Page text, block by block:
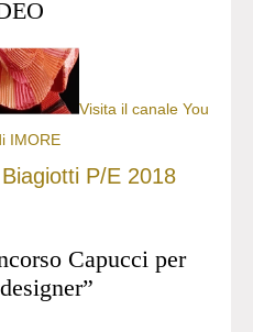
Visita il canale You
IMORE
P/E 2018
Capucci per